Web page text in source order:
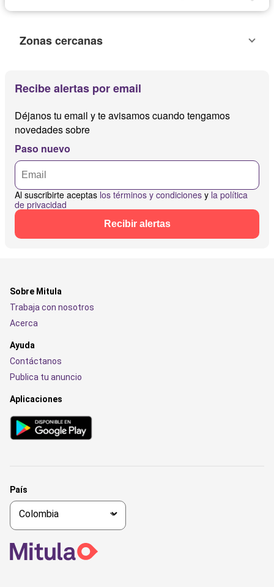
Zonas cercanas
Recibe alertas por email
Déjanos tu email y te avisamos cuando tengamos
novedades sobre
Paso nuevo
Al suscribirte aceptas los términos y condiciones y la política
de privacidad
Recibir alertas
Sobre Mitula
Trabaja con nosotros
Acerca
Ayuda
Contáctanos
Publica tu anuncio
Aplicaciones
País